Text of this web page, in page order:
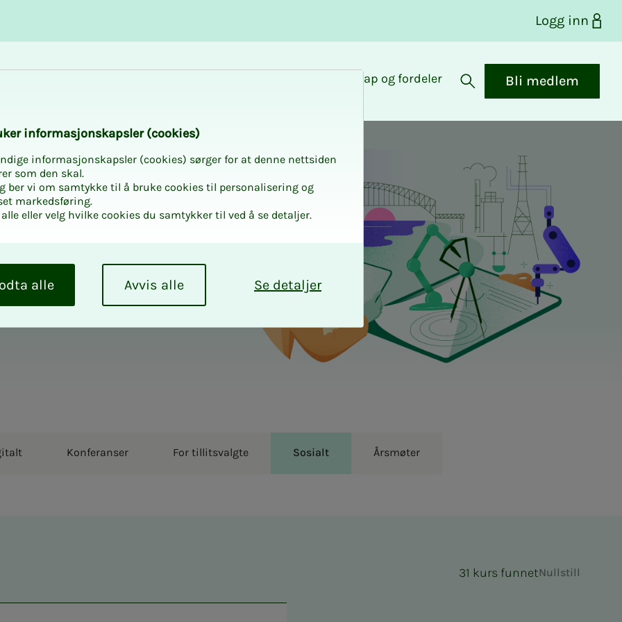
Logg inn
Medlemskap og fordeler
Åpne søk
Bli medlem
NITO
aktiviteter over
for deg, enten
utforske nye
Konferanser For tillitsvalgte Sosialt Årsmøter
31 kurs funnetNullstill
in­­­for­­­ma­­­sjons­­­kaps­­­­­ler (cookies)
informasjonskapsler (cookies) sørger for at denne nettsiden
som den skal.
ber vi om samtykke til å bruke cookies til personalisering og
markedsføring.
eller velg hvilke cookies du samtykker til ved å se detaljer.
Se detaljer
Avvis alle
alle